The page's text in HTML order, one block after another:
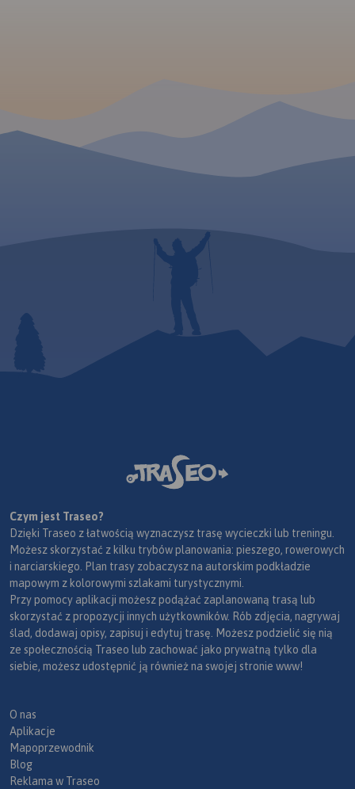
Czym jest Traseo?
Dzięki Traseo z łatwością wyznaczysz trasę wycieczki lub treningu.
Możesz skorzystać z kilku trybów planowania: pieszego, rowerowych
i narciarskiego. Plan trasy zobaczysz na autorskim podkładzie
mapowym z kolorowymi szlakami turystycznymi.
Przy pomocy aplikacji możesz podążać zaplanowaną trasą lub
skorzystać z propozycji innych użytkowników. Rób zdjęcia, nagrywaj
ślad, dodawaj opisy, zapisuj i edytuj trasę. Możesz podzielić się nią
ze społecznością Traseo lub zachować jako prywatną tylko dla
siebie, możesz udostępnić ją również na swojej stronie www!
O nas
Aplikacje
Mapoprzewodnik
Blog
Reklama w Traseo